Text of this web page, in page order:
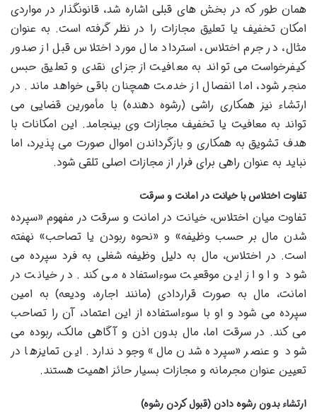
همان طور که در بخش های قبلی اشاره شد، قانونگذار در مواردی
امکان تخفیف یا تعلیق مجازات را در نظر گرفته است. به عنوان
مثال، در جرم اختلاس، استرداد مال مورد اختلاس قبل از صدور
کیفرخواست می تواند به معافیت از جزای نقدی و تعلیق حبس
منجر شود، اما انفصال از خدمت همچنان باقی خواهد ماند. در
ارتشاء نیز همکاری راشی (رشوه دهنده) با مأمورین قضایی می
تواند به معافیت یا تخفیف مجازات وی بینجامد. این امکانات با
هدف تشویق به همکاری و بازگرداندن اموال صورت می پذیرد، اما
نباید به عنوان راهی برای فرار از مجازات اصلی تلقی شود.
تفاوت اختلاس با خیانت در امانت و سرقت
تفاوت میان اختلاس، خیانت در امانت و سرقت در مفهوم «سپرده
شدن مال بر حسب وظیفه» و «نحوه ربودن یا تصاحب» نهفته
است. در اختلاس، مال به دلیل وظیفه شغلی به فرد سپرده می
شود و او از این موقعیت سوءاستفاده می کند. در خیانت در
امانت، مال به صورت قراردادی (مانند اجاره، ودیعه) به امین
سپرده می شود و او با سوءاستفاده از این اعتماد، آن را تصاحب
می کند. در سرقت اما، مال بدون اذن و آگاهی مالک، ربوده می
شود و عنصر «سپرده شدن مال» وجود ندارد. این تمایزها در
تعیین عنوان مجرمانه و مجازات بسیار حائز اهمیت هستند.
ارتشاء بدون رشوه دادن (قبول کردن رشوه)